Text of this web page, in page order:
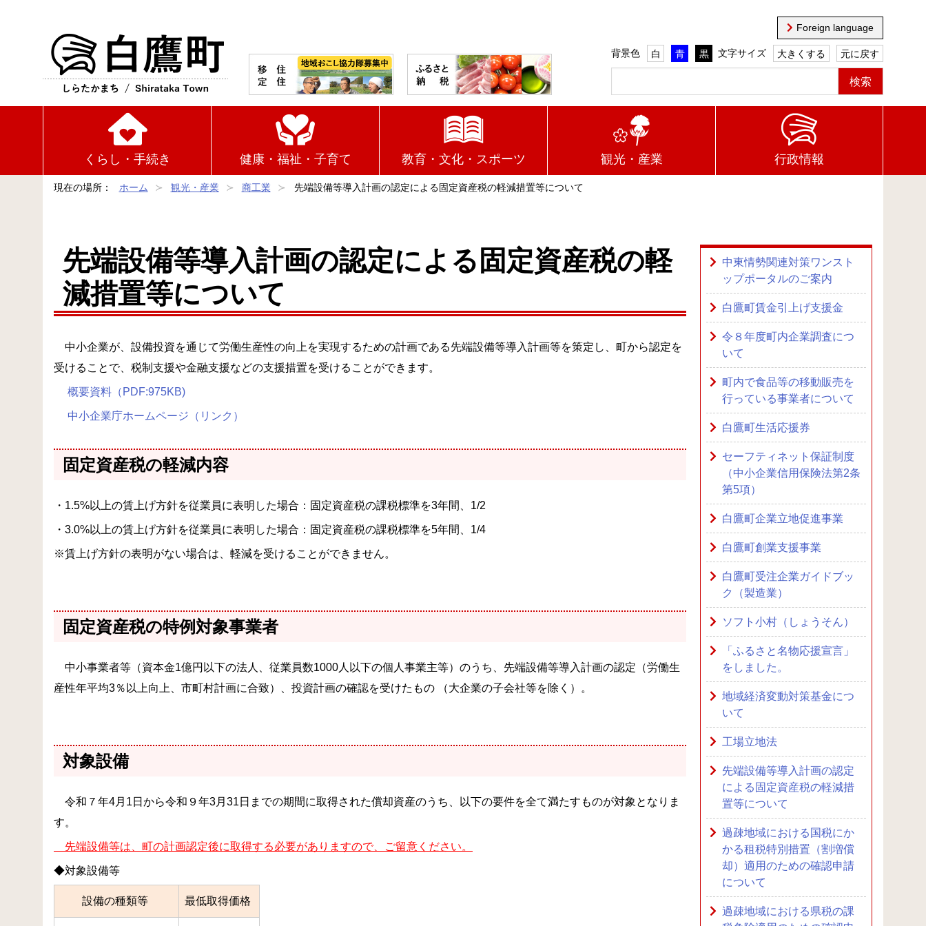
Foreign language
背景色 白 青 黒 文字サイズ 大きくする 元に戻す
くらし・手続き 健康・福祉・子育て 教育・文化・スポーツ 観光・産業 行政情報
現在の場所： ホーム 観光・産業 商工業 先端設備等導入計画の認定による固定資産税の軽減措置等について
先端設備等導入計画の認定による固定資産税の軽
減措置等について
中小企業が、設備投資を通じて労働生産性の向上を実現するための計画である先端設備等導入計画等を策定し、町から認定を
受けることで、税制支援や金融支援などの支援措置を受けることができます。
概要資料（PDF:975KB)
中小企業庁ホームページ（リンク）
固定資産税の軽減内容
・1.5%以上の賃上げ方針を従業員に表明した場合：固定資産税の課税標準を3年間、1/2
・3.0%以上の賃上げ方針を従業員に表明した場合：固定資産税の課税標準を5年間、1/4
※賃上げ方針の表明がない場合は、軽減を受けることができません。
固定資産税の特例対象事業者
中小事業者等（資本金1億円以下の法人、従業員数1000人以下の個人事業主等）のうち、先端設備等導入計画の認定（労働生
産性年平均3％以上向上、市町村計画に合致）、投資計画の確認を受けたもの （大企業の子会社等を除く）。
対象設備
令和７年4月1日から令和９年3月31日までの期間に取得された償却資産のうち、以下の要件を全て満たすものが対象となりま
す。
先端設備等は、町の計画認定後に取得する必要がありますので、ご留意ください。
◆対象設備等
設備の種類等 最低取得価格
中東情勢関連対策ワンスト
ップポータルのご案内
白鷹町賃金引上げ支援金
令８年度町内企業調査につ
いて
町内で食品等の移動販売を
行っている事業者について
白鷹町生活応援券
セーフティネット保証制度
（中小企業信用保険法第2条
第5項）
白鷹町企業立地促進事業
白鷹町創業支援事業
白鷹町受注企業ガイドブッ
ク（製造業）
ソフト小村（しょうそん）
「ふるさと名物応援宣言」
をしました。
地域経済変動対策基金につ
いて
工場立地法
先端設備等導入計画の認定
による固定資産税の軽減措
置等について
過疎地域における国税にか
かる租税特別措置（割増償
却）適用のための確認申請
について
過疎地域における県税の課